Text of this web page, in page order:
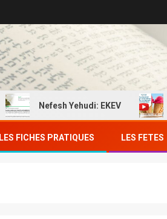
Nefesh Yehudi: EKEV EKEV:
LES FICHES PRATIQUES LES FETES